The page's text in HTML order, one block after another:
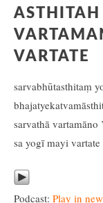
ASTHITAH
VARTATE
sarvabhūtasthitaṃ
sarvathā vartamāno
sa yogī mayi vartate
Podcast: Play in